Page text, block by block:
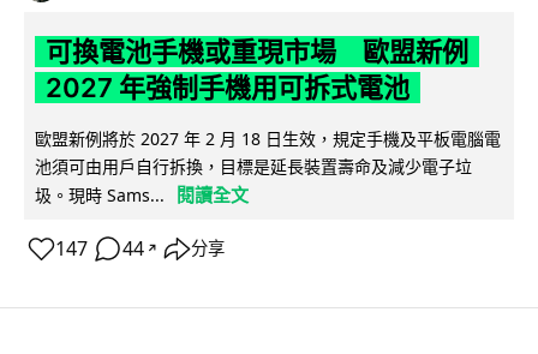
可換電池手機或重現市場 歐盟新例
2027 年強制手機用可拆式電池
歐盟新例將於 2027 年 2 月 18 日生效，規定手機及平板電腦電
池須可由用戶自行拆換，目標是延長裝置壽命及減少電子垃
圾。現時 Sams...
閱讀全文
147 44 ↗ 分享